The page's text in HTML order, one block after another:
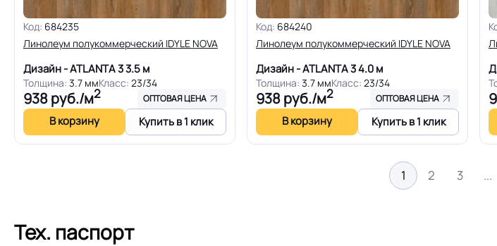
Код: 684235
Линолеум полукоммерческий IDYLE NOVA
Дизайн - ATLANTA 33.5 м
Толщина: 3.7 ммКласс: 23/34
938руб./м2 ОПТОВАЯ ЦЕНА
В корзину Купить в 1 клик
Код: 684240
Линолеум полукоммерческий IDYLE NOVA
Дизайн - ATLANTA 34.0 м
Толщина: 3.7 ммКласс: 23/34
938руб./м2 ОПТОВАЯ ЦЕНА
В корзину Купить в 1 клик
1 2 3 ...
Тех. паспорт